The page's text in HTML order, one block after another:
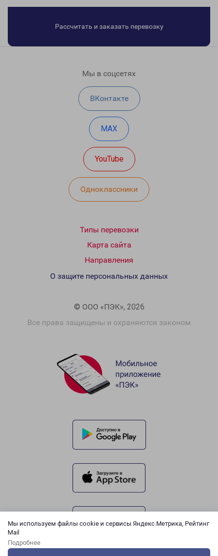
Мы используем файлы cookie и сервисы Яндекс.Метрика, Рейтинг
Mail
Подробнее
Рассчитать и заказать перевозку
Мы в соцсетях
ВКонтакте
MAX
YouTube
Одноклассники
Типы перевозки
Карта сайта
Направления
© ООО «ПЭК», 2026
Все права защищены и охраняются законом
О защите персональных данных